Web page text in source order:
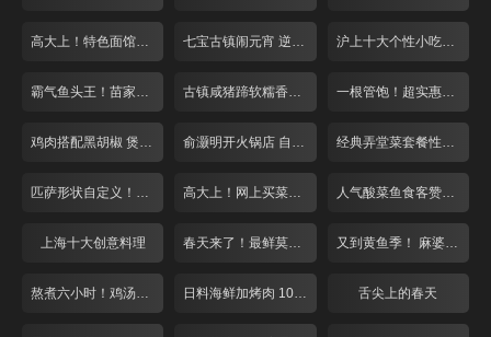
高大上！特色面馆点菜买单全自助 葱花香菜自由选 七宝古镇闹元宵 逆天炒汤圆又辣又脆 沪上十大个性小吃老板娘盘点
霸气鱼头王！苗家生鱼头端上桌 古镇咸猪蹄软糯香人均仅需30元！ 一根管饱！超实惠羊棒骨美味众人夸
鸡肉搭配黑胡椒 煲出来的好味道！ 俞灏明开火锅店 自制神秘底料风味独特 经典弄堂菜套餐性价比超高白领赞不绝口
匹萨形状自定义！大白版面团萌翻天 高大上！网上买菜免费送！ 人气酸菜鱼食客赞不绝口
上海十大创意料理 春天来了！最鲜莫过小河鲜！ 又到黄鱼季！ 麻婆豆腐来抢戏！
熬煮六小时！鸡汤泡饭哪家强？ 日料海鲜加烤肉 108元吃到爽！ 舌尖上的春天